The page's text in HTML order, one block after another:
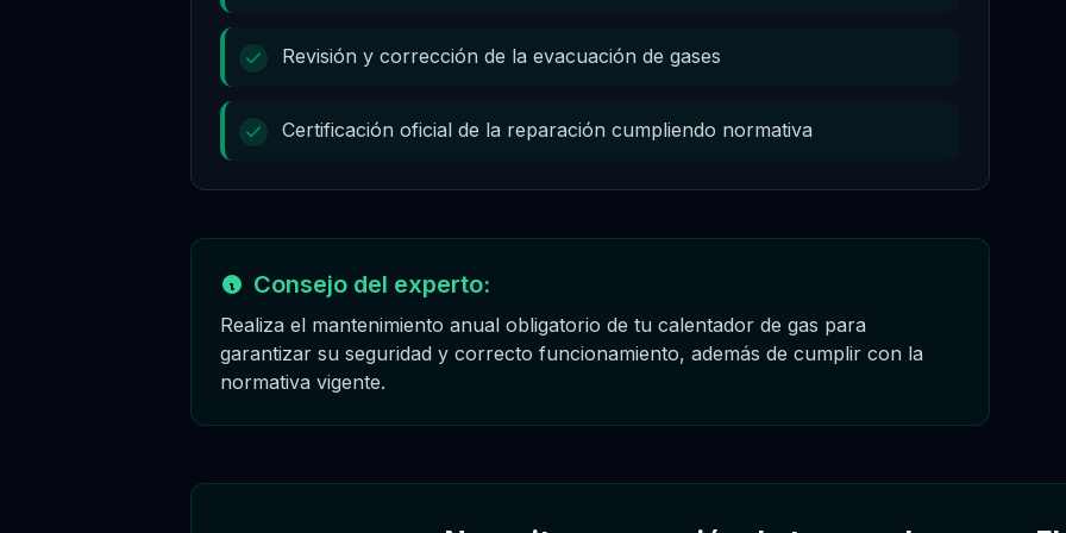
Revisión y corrección de la evacuación de gases
Certificación oficial de la reparación cumpliendo normativa
Consejo del experto:
Realiza el mantenimiento anual obligatorio de tu calentador de gas para
garantizar su seguridad y correcto funcionamiento, además de cumplir con la
normativa vigente.